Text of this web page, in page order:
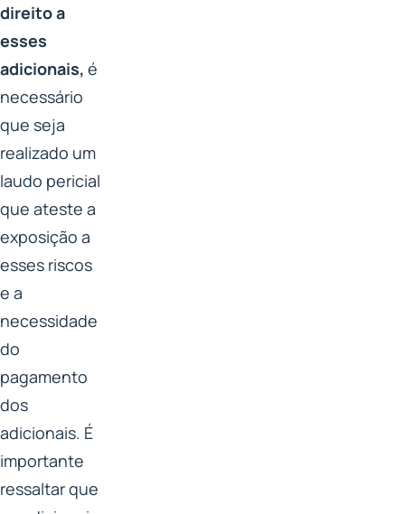
direito a
esses
adicionais, é
necessário
que seja
realizado um
laudo pericial
que ateste a
exposição a
esses riscos
e a
necessidade
do
pagamento
dos
adicionais. É
importante
ressaltar que